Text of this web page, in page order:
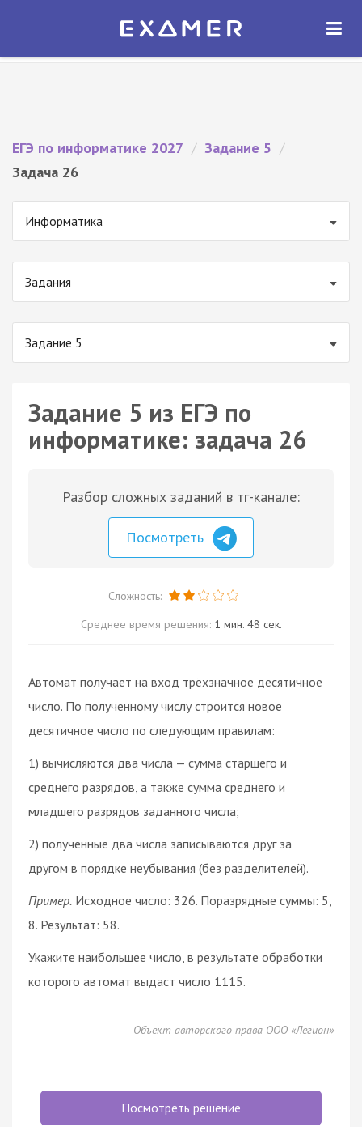
Экзамер — ЕГЭ 2027
ОТКРЫТЬ
ЕГЭ по информатике 2027 / Задание 5 /
Задача 26
Информатика
Задания
Задание 5
Задание 5 из ЕГЭ по
информатике: задача 26
Разбор сложных заданий в тг-канале:
Посмотреть
Сложность:
Среднее время решения: 1 мин. 48 сек.
Автомат получает на вход трёхзначное десятичное
число. По полученному числу строится новое
десятичное число по следующим правилам:
1) вычисляются два числа — сумма старшего и
среднего разрядов, а также сумма среднего и
младшего разрядов заданного числа;
2) полученные два числа записываются друг за
другом в порядке неубывания (без разделителей).
Пример. Исходное число: 326. Поразрядные суммы: 5,
8. Результат: 58.
Укажите наибольшее число, в результате обработки
которого автомат выдаст число 1115.
Объект авторского права ООО «Легион»
Посмотреть решение